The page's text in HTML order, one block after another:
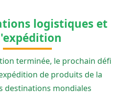
logistiques et
terminée, le prochain défi
de produits de la
destinations mondiales